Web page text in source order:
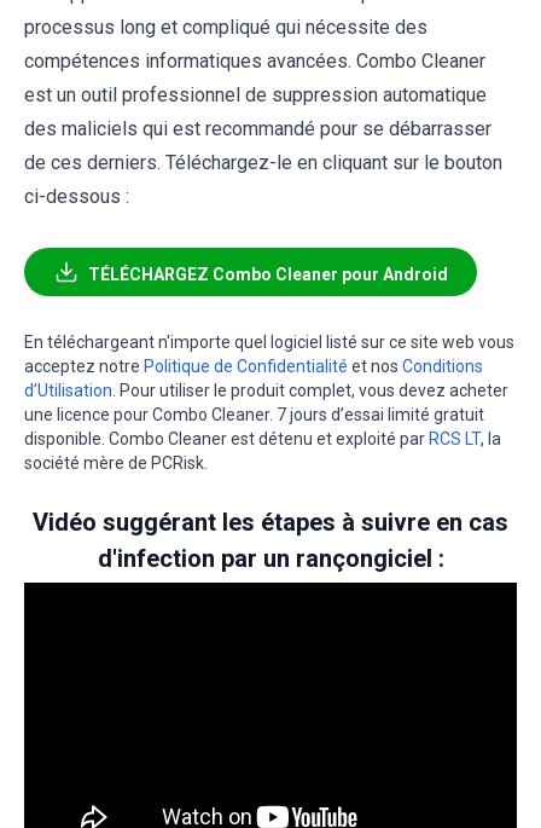
processus long et compliqué qui nécessite des
compétences informatiques avancées. Combo Cleaner
est un outil professionnel de suppression automatique
des maliciels qui est recommandé pour se débarrasser
de ces derniers. Téléchargez-le en cliquant sur le bouton
ci-dessous :
TÉLÉCHARGEZ Combo Cleaner pour Android
En téléchargeant n'importe quel logiciel listé sur ce site web vous
acceptez notre Politique de Confidentialité et nos Conditions
d’Utilisation . Pour utiliser le produit complet, vous devez acheter
une licence pour Combo Cleaner. 7 jours d’essai limité gratuit
disponible. Combo Cleaner est détenu et exploité par RCS LT, la
société mère de PCRisk.
Vidéo suggérant les étapes à suivre en cas
d'infection par un rançongiciel :